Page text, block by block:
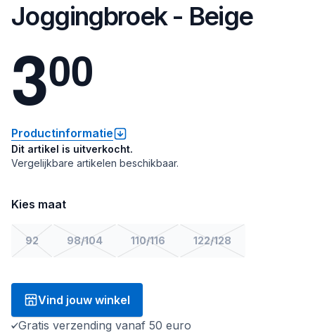
Joggingbroek - Beige
300
Productinformatie
Dit artikel is uitverkocht.
Vergelijkbare artikelen beschikbaar.
Kies maat
92 98/104 110/116 122/128
Vind jouw winkel
Gratis verzending vanaf 50 euro